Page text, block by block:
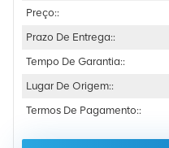
Preço::
Prazo De Entrega::
Tempo De Garantia::
Lugar De Origem::
Termos De Pagamento::